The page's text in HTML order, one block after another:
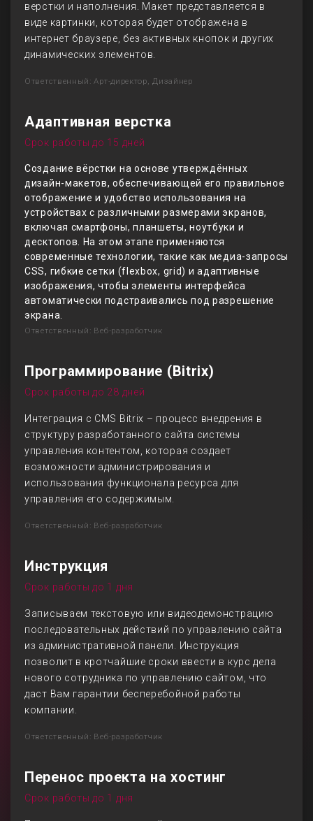
верстки и наполнения. Макет представляется в
виде картинки, которая будет отображена в
интернет браузере, без активных кнопок и других
динамических элементов.
Ответственный: Арт-директор, Дизайнер
Адаптивная верстка
Срок работы до 15 дней
Создание вёрстки на основе утверждённых
дизайн-макетов, обеспечивающей его правильное
отображение и удобство использования на
устройствах с различными размерами экранов,
включая смартфоны, планшеты, ноутбуки и
десктопов. На этом этапе применяются
современные технологии, такие как медиа-запросы
CSS, гибкие сетки (flexbox, grid) и адаптивные
изображения, чтобы элементы интерфейса
автоматически подстраивались под разрешение
экрана.
Ответственный: Веб-разработчик
Программирование (Bitrix)
Срок работы до 28 дней
Интеграция с CMS Bitrix – процесс внедрения в
структуру разработанного сайта системы
управления контентом, которая создает
возможности администрирования и
использования функционала ресурса для
управления его содержимым.
Ответственный: Веб-разработчик
Инструкция
Срок работы до 1 дня
Записываем текстовую или видеодемонстрацию
последовательных действий по управлению сайта
из административной панели. Инструкция
позволит в кротчайшие сроки ввести в курс дела
нового сотрудника по управлению сайтом, что
даст Вам гарантии бесперебойной работы
компании.
Ответственный: Веб-разработчик
Перенос проекта на хостинг
Срок работы до 1 дня